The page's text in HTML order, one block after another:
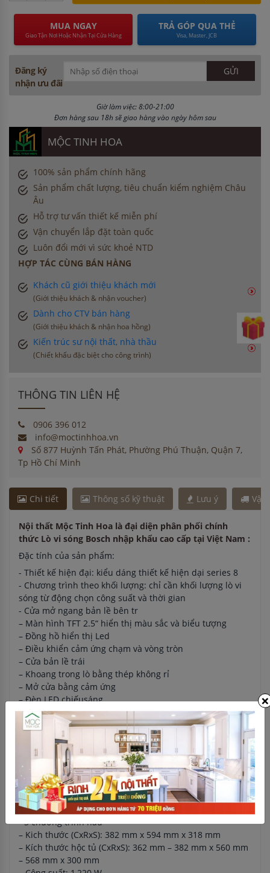
MUA NGAY
Giao Tận Nơi Hoặc Nhận Tại Cửa Hàng
TRẢ GÓP QUA THẺ
Visa, Master, JCB
Đăng ký
nhận ưu đãi
Giờ làm việc: 8:00-21:00
Đơn hàng sau 18h sẽ giao hàng vào ngày hôm sau
MỘC TINH HOA
100% sản phẩm chính hãng
Sản phẩm chất lượng, tiêu chuẩn kiểm nghiệm Châu
Âu
Hỗ trợ tư vấn thiết kế miễn phí
Vận chuyển lắp đặt toàn quốc
Luôn đổi mới vì sức khoẻ NTD
HỢP TÁC CÙNG BÁN HÀNG
Khách cũ giới thiệu khách mới
(Giới thiệu khách & nhận voucher)
Dành cho CTV bán hàng
(Giới thiệu khách & nhận hoa hồng)
Kiến trúc sư nội thất, nhà thầu
(Chiết khấu đặc biệt cho công trình)
THÔNG TIN LIÊN HỆ
0906 396 012
info@moctinhhoa.vn
Số 877 Huỳnh Tấn Phát, Phường Phú Thuận, Quận 7,
Tp Hồ Chí Minh
Chi tiết Thông số kỹ thuật Lưu ý Vận
Nội thất Mộc Tinh Hoa là đại diện phân phối chính
thức Lò vi sóng Bosch nhập khẩu cao cấp tại Việt Nam :
Đặc tính của sản phẩm:
- Thiết kế hiện đại: kiểu dáng thiết kế hiện dại series 8
- Chương trình theo khối lượng: chỉ cần khối lượng lò vi
sóng từ động chọn công suất và thời gian
- Cửa mở ngang bản lề bên tr
– Màn hình TFT 2.5“ hiển thị màu sắc và biểu tượng
– Đồng hồ hiển thị Led
– Điều khiển cảm ứng chạm và vòng tròn
– Cửa bản lề trái
– Khoang trong lò bằng thép không rỉ
– Mở cửa bằng cảm ứng
– Đèn LED chiếusáng
– Dung tích: 21L
– Quạt làm mát bên trong
– Tự động tắt, công tắc cửa
Thông số kĩ thuật của sản phẩm:
- Lò BFL634GS1B gồm 5 mức công suất vi sóng với
inverter: 900 W, 600 W, 360 W, 180 W, 90 W
- 7 Chương trình nấu tự động
- 4 chương trình rã đông
- 3 chương trình nấu
– Kich thước (CxRxS): 382 mm x 594 mm x 318 mm
– Kích thước hộc tủ (CxRxS): 362 mm – 382 mm x 560 mm
– 568 mm x 300 mm
×